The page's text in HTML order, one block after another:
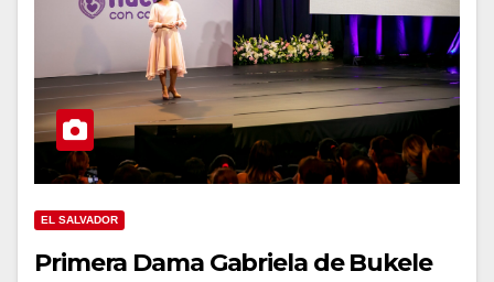
EL SALVADOR
Primera Dama Gabriela de Bukele